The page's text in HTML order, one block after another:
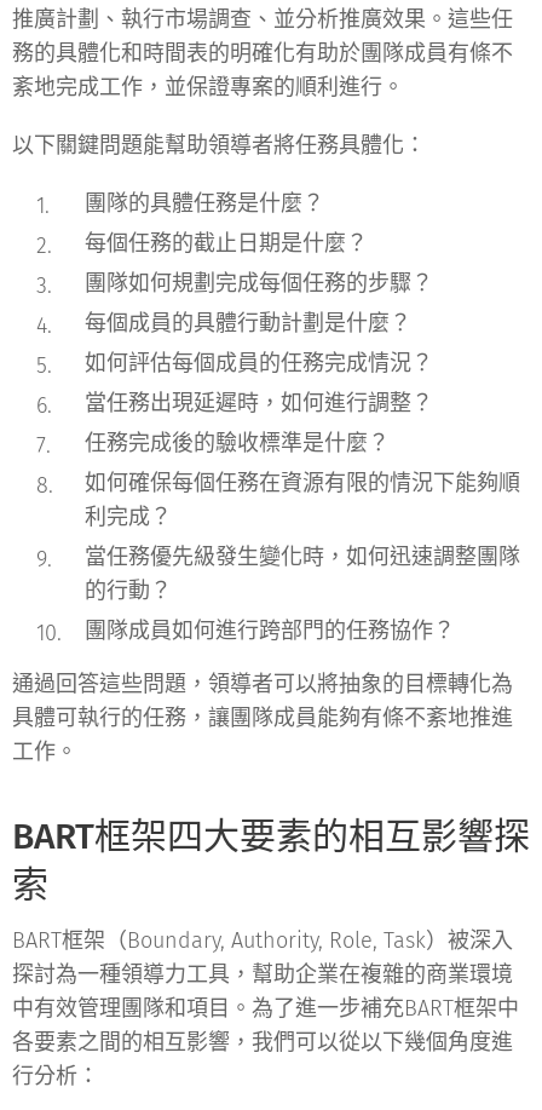
推廣計劃、執行市場調查、並分析推廣效果。這些任
務的具體化和時間表的明確化有助於團隊成員有條不
紊地完成工作，並保證專案的順利進行。
以下關鍵問題能幫助領導者將任務具體化：
團隊的具體任務是什麼？
每個任務的截止日期是什麼？
團隊如何規劃完成每個任務的步驟？
每個成員的具體行動計劃是什麼？
如何評估每個成員的任務完成情況？
當任務出現延遲時，如何進行調整？
任務完成後的驗收標準是什麼？
如何確保每個任務在資源有限的情況下能夠順
利完成？
當任務優先級發生變化時，如何迅速調整團隊
的行動？
團隊成員如何進行跨部門的任務協作？
通過回答這些問題，領導者可以將抽象的目標轉化為
具體可執行的任務，讓團隊成員能夠有條不紊地推進
工作。
BART框架四大要素的相互影響探
索
BART框架（Boundary, Authority, Role, Task）被深入
探討為一種領導力工具，幫助企業在複雜的商業環境
中有效管理團隊和項目。為了進一步補充BART框架中
各要素之間的相互影響，我們可以從以下幾個角度進
行分析：